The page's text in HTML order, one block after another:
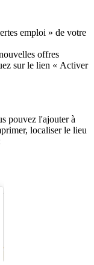
emploi » de votre
offres
sur le lien « Activer
pouvez l'ajouter à
localiser le lieu